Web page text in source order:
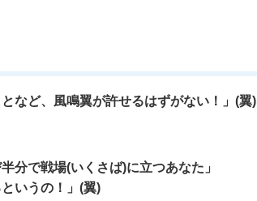
など、風鳴翼が許せるはずがない！」(翼)
分で戦場(いくさば)に立つあなた」
いうの！」(翼)